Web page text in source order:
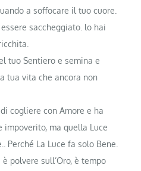
a soffocare il tuo cuore.
saccheggiato. lo hai
tuo Sentiero e semina e
tua vita che ancora non
cogliere con Amore e ha
impoverito, ma quella Luce
Perché La Luce fa solo Bene.
polvere sull’Oro, è tempo